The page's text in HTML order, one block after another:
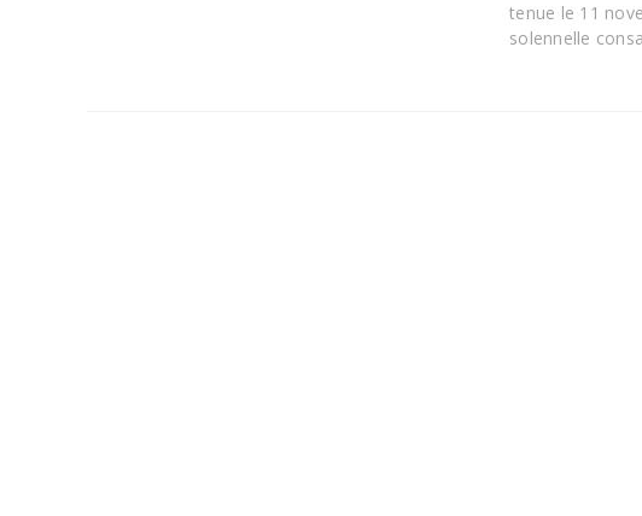
tenue le 11
solennelle